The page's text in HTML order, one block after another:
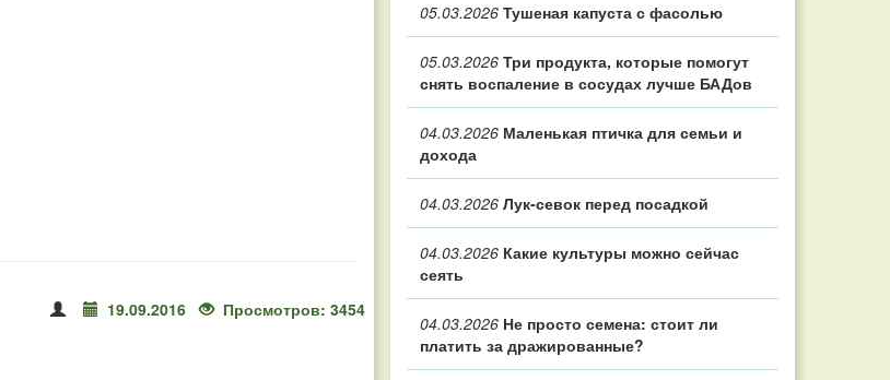
19.09.2016 Просмотров: 3454
05.03.2026 Тушеная капуста с фасолью
05.03.2026 Три продукта, которые помогут
снять воспаление в сосудах лучше БАДов
04.03.2026 Маленькая птичка для семьи и
дохода
04.03.2026 Лук-севок перед посадкой
04.03.2026 Какие культуры можно сейчас
сеять
04.03.2026 Не просто семена: стоит ли
платить за дражированные?